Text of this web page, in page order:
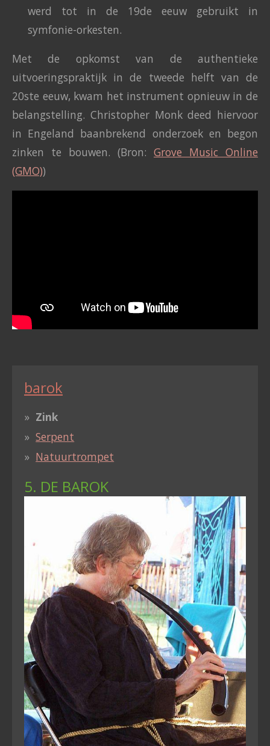
werd tot in de 19de eeuw gebruikt in
symfonie-orkesten.
Met de opkomst van de authentieke
uitvoeringspraktijk in de tweede helft van de
20ste eeuw, kwam het instrument opnieuw in de
belangstelling. Christopher Monk deed hiervoor
in Engeland baanbrekend onderzoek en begon
zinken te bouwen. (Bron: Grove Music Online
(GMO))
barok
Zink
Serpent
Natuurtrompet
5. DE BAROK